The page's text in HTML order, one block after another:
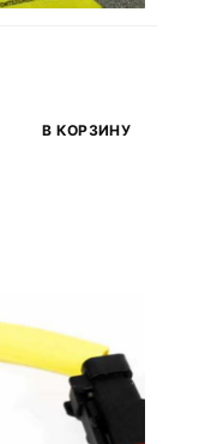
В КОРЗИНУ